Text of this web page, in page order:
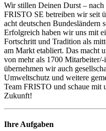
Wir stillen Deinen Durst –
FRISTO SE betreiben wir seit
acht deutschen Bundesländern
Erfolgreich haben wir uns mit
Fortschritt und Tradition als
am Markt etabliert. Das macht
von mehr als 1700
übernehmen wir auch
Umweltschutz und weitere
Team FRISTO und schaue mit
Zukunft!
Ihre Aufgaben